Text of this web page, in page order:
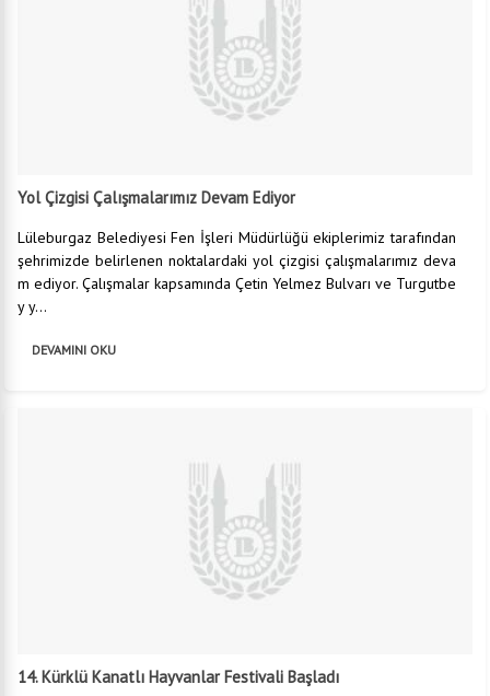
Yol Çizgisi Çalışmalarımız Devam Ediyor
Lüleburgaz Belediyesi Fen İşleri Müdürlüğü ekiplerimiz tarafından
şehrimizde belirlenen noktalardaki yol çizgisi çalışmalarımız deva
m ediyor. Çalışmalar kapsamında Çetin Yelmez Bulvarı ve Turgutbe
y y...
DEVAMINI OKU
14. Kürklü Kanatlı Hayvanlar Festivali Başladı